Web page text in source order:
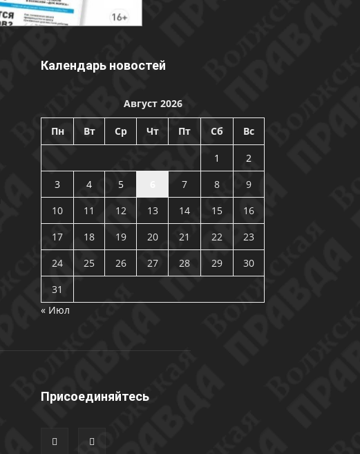
Календарь новостей
Август 2026
Пн Вт Ср Чт Пт Сб Вс
1
2
3
4 5 7 8
9
10
11 12 13 14 15
16
17
18 19 20 21 22
23
24
25 26 27 28 29
30
31
« Июл
Присоединяйтесь